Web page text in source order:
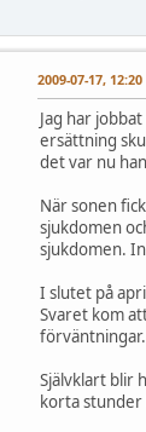
2009-07-17, 12:20
Jag har
ersättning
det var nu
När sonen
sjukdomen
sjukdomen.
I slutet på
Svaret kom
förväntningar.
Självklart blir
korta stunder